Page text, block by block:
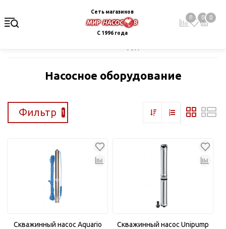
Сеть магазинов
С 1996 года
0 0 0
Насосное оборудование
Фильтр 1
Скважинный насос Aquario
Скважинный насос Unipump